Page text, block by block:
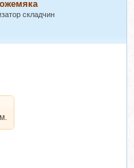
складчин